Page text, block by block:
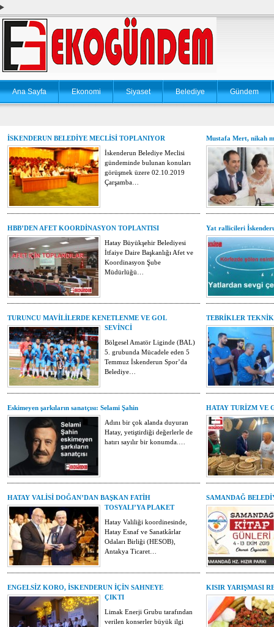
Ana Sayfa Ekonomi Siyaset Belediye Gündem
İSKENDERUN BELEDİYE MECLİSİ TOPLANIYOR
İskenderun Belediye Meclisi
gündeminde bulunan konuları
görüşmek üzere 02.10.2019
Çarşamba…
Mustafa Mert, nikah
HBB’DEN AFET KOORDİNASYON TOPLANTISI
Hatay Büyükşehir Belediyesi
İtfaiye Daire Başkanlığı Afet ve
Koordinasyon Şube
Müdürlüğü…
Yat rallicileri
TURUNCU MAVİLİLERDE KENETLENME VE GOL
SEVİNCİ
Bölgesel Amatör Liginde (BAL)
5. grubunda Mücadele eden 5
Temmuz İskenderun Spor’da
Belediye…
TEBRİKLER
Eskimeyen şarkıların sanatçısı: Selami Şahin
Adını bir çok alanda duyuran
Hatay, yetiştirdiği değerlerle de
hatırı sayılır bir konumda.…
HATAY TURİZM VE
HATAY VALİSİ DOĞAN’DAN BAŞKAN FATİH
TOSYALI’YA PLAKET
Hatay Valiliği koordinesinde,
Hatay Esnaf ve Sanatkârlar
Odaları Birliği (HESOB),
Antakya Ticaret…
SAMANDAĞ
ENGELSİZ KORO, İSKENDERUN İÇİN SAHNEYE
ÇIKTI
Limak Enerji Grubu tarafından
verilen konserler büyük ilgi
KISIR YARIŞMASI